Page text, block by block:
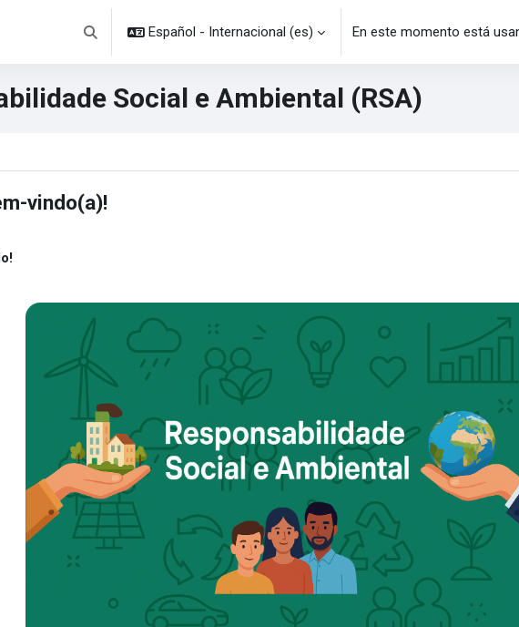
Selector de búsqueda de entrada
Español - Internacional ‎(es)‎ En este momento está
Social e Ambiental (RSA)
de sección
vindo(a)!